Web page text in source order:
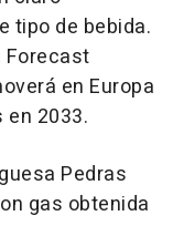
tipo de bebida.
Forecast
en Europa
2033.
Pedras
gas obtenida